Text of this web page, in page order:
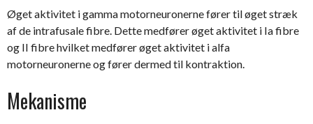
Øget aktivitet i gamma motorneuronerne fører til øget stræk
af de intrafusale fibre. Dette medfører øget aktivitet i Ia fibre
og II fibre hvilket medfører øget aktivitet i alfa
motorneuronerne og fører dermed til kontraktion.
Mekanisme